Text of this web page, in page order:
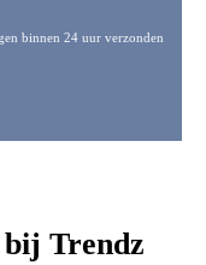
binnen 24 uur verzonden
bij Trendz